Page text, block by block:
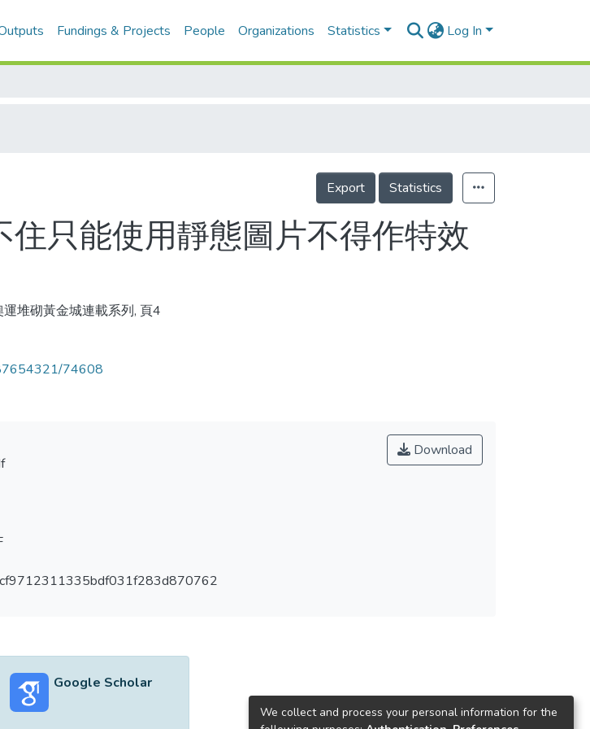
Fundings & Projects People Organizations Statistics Log In
Export Statistics
只能使用靜態圖片不得作特效
堆砌黃金城連載系列, 頁4
74608
Download
Google Scholar
We collect and process your personal information for the